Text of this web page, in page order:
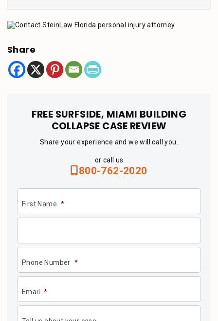
Share
FREE SURFSIDE, MIAMI BUILDING
COLLAPSE CASE REVIEW
Share your experience and we will call you.
or call us
800-762-2020
First Name *
Phone Number *
Email *